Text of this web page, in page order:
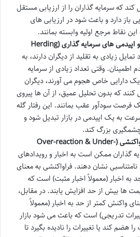
که سرمایه گذاران را از ارزیابی مستقل
باز دارد و باعث شود در ارزیابی های
نقاط مرجع اولیه وابسته بمانند.
رفتارهای گله ای و اپیدمی های سرمایه گذاری (Herding
تمایل زیادی به تقلید از دیگران دارند، به
اطمینان. وقتی تعداد زیادی از سرمایه
دارایی خاص هجوم می آورند، دیگران
کنند که بدون تحلیل عمیق، از آن ها پیروی
یک فرصت سودآور عقب بمانند. این رفتار گله
به یک اپیدمی در بازار تبدیل شود و
بزرگ کند.
فراواکنشی و فروواکنشی (Over-reaction & Under-
گذاران ممکن است به اخبار و رویدادهای
نشان دهند. فراواکنشی به معنای
اخبار (معمولاً اخبار مثبت) است که
ها بیش از حد افزایش یابند. در مقابل،
واکنش کمتر از حد به اخبار (معمولاً
تدریجی) است که باعث می شود بازار
هضم کند یا تغییرات را نادیده بگیرد تا